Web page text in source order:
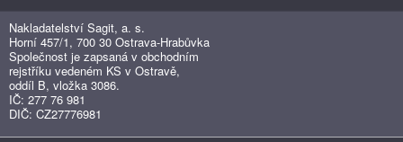
Nakladatelství Sagit, a. s.
Horní 457/1, 700 30 Ostrava-Hrabůvka
Společnost je zapsaná v obchodním
rejstříku vedeném KS v Ostravě,
oddíl B, vložka 3086.
IČ: 277 76 981
DIČ: CZ27776981